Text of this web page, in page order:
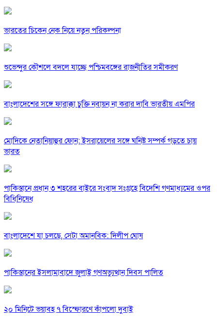
ভারতের চিকেন নেক নিয়ে নতুন পরিকল্পনা
শুভেন্দুর কৌশলে বদলে যাচ্ছে পশ্চিমবঙ্গের রাজনীতির সমীকরণ
বাংলাদেশের সঙ্গে ফারাক্কা চুক্তি নবায়ন না করার দাবি ভারতীয় এমপির
মোদিকে নেতানিয়াহুর ফোন; ইসরায়েলের সঙ্গে ঘনিষ্ট সম্পর্ক গড়তে চায়
ভারত
পাকিস্তানে প্রধান ৩ শহরের বাইরে সংবাদ সংগ্রহে বিদেশি গণমাধ্যমের ওপর
বিধিনিষেধ
বাংলাদেশে যা চলছে, সেটা অমানবিক: দিলীপ ঘোষ
পাকিস্তানের ইসলামাবাদে জুলাই গণঅভ্যুত্থান দিবস পালিত
২০ মিনিটে ভয়াবহ ৭ বিস্ফোরণে কাঁপলো দুবাই